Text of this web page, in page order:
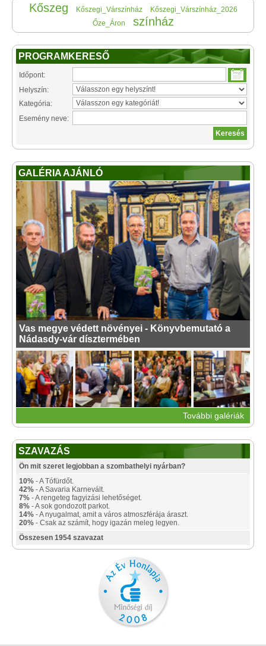
Kőszeg Kőszegi_Várszínház
Kőszegi_Várszínház_2026
Őze_Áron
színház
PROGRAMKERESŐ
Időpont:
Helyszín:
Kategória:
Esemény neve:
GALÉRIA AJÁNLÓ
Vas megye védett növényei - Könyvbemutató a
Nádasdy-vár dísztermében
További galériák
SZAVAZÁS
Ön mit szeret legjobban a szombathelyi nyárban?
10% - A Tófürdőt.
42% - A Savaria Karnevált.
7% - A rengeteg fagyizási lehetőséget.
8% - A sok gondozott parkot.
14% - A nyugalmat, amit a város atmoszférája áraszt.
20% - Csak az számít, hogy igazán meleg legyen.
Összesen 1954 szavazat